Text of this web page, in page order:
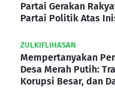
Partai Gerakan
Partai Politik Atas
ZULKIFLIHASAN
Mempertanyakan
Desa Merah Putih:
Korupsi Besar, dan